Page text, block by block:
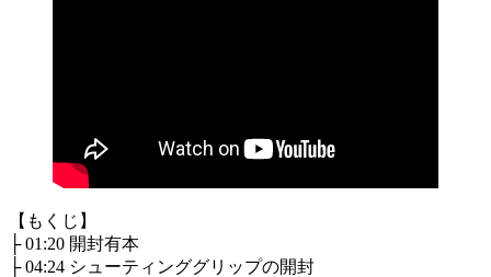
【もくじ】
├ 01:20 開封有本
├ 04:24 シューティンググリップの開封